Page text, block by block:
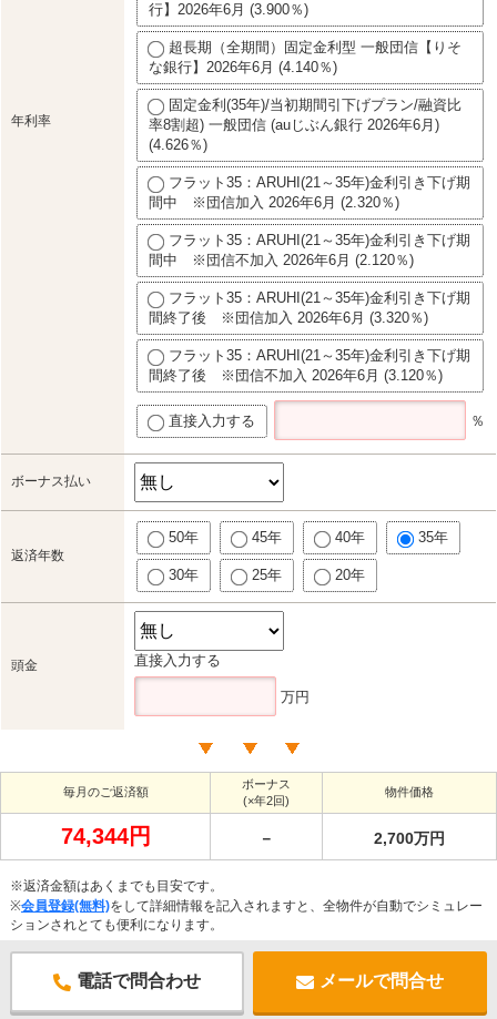
年利率
行】2026年6月 (3.900％)
超長期（全期間）固定金利型 一般団信【りそ
な銀行】2026年6月 (4.140％)
固定金利(35年)/当初期間引下げプラン/融資比
率8割超) 一般団信 (auじぶん銀行 2026年6月)
(4.626％)
フラット35：ARUHI(21～35年)金利引き下げ期
間中 ※団信加入 2026年6月 (2.320％)
フラット35：ARUHI(21～35年)金利引き下げ期
間中 ※団信不加入 2026年6月 (2.120％)
フラット35：ARUHI(21～35年)金利引き下げ期
間終了後 ※団信加入 2026年6月 (3.320％)
フラット35：ARUHI(21～35年)金利引き下げ期
間終了後 ※団信不加入 2026年6月 (3.120％)
直接入力する ％
ボーナス払い
返済年数
50年 45年 40年 35年
30年 25年 20年
頭金 直接入力する
万円
毎月のご返済額
ボーナス
(×年2回)
物件価格
74,344円 － 2,700万円
※返済金額はあくまでも目安です。
※会員登録(無料)をして詳細情報を記入されますと、全物件が自動でシミュレー
ションされとても便利になります。
電話で問合わせ メールで問合せ